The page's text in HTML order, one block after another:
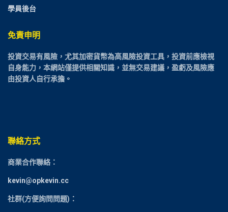
學員後台
免責申明
投資交易有風險，尤其加密貨幣為高風險投資工具，投資前應檢視
自身能力，本網站僅提供相關知識，並無交易建議，盈虧及風險應
由投資人自行承擔。
聯絡方式
商業合作聯絡：
kevin@opkevin.cc
社群(方便詢問問題)：